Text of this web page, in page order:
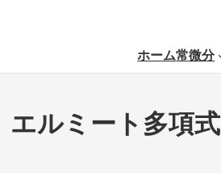
ホーム常微分
エルミート多項式